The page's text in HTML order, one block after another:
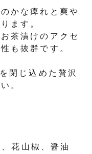
かな痺れと爽や
ます。
茶漬けのアクセ
も抜群です。
閉じ込めた贅沢
。
花山椒、醤油